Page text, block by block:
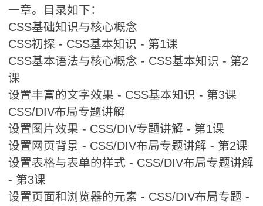
一章。目录如下：
CSS基础知识与核心概念
CSS初探 - CSS基本知识 - 第1课
CSS基本语法与核心概念 - CSS基本知识 - 第2
课
设置丰富的文字效果 - CSS基本知识 - 第3课
CSS/DIV布局专题讲解
设置图片效果 - CSS/DIV专题讲解 - 第1课
设置网页背景 - CSS/DIV布局专题讲解 - 第2课
设置表格与表单的样式 - CSS/DIV布局专题讲解
- 第3课
设置页面和浏览器的元素 - CSS/DIV布局专题 -